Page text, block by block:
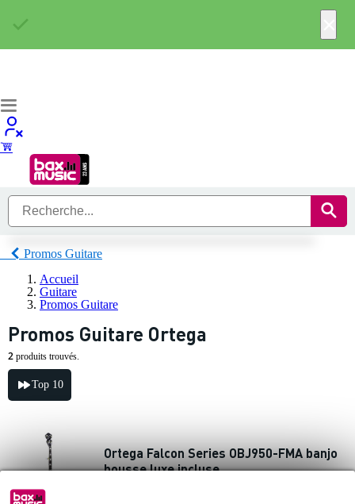
Promos Guitare
Accueil
Guitare
Promos Guitare
Promos Guitare Ortega
2 produits trouvés.
Top 10
Ortega Falcon Series OBJ950-FMA banjo
housse luxe incluse